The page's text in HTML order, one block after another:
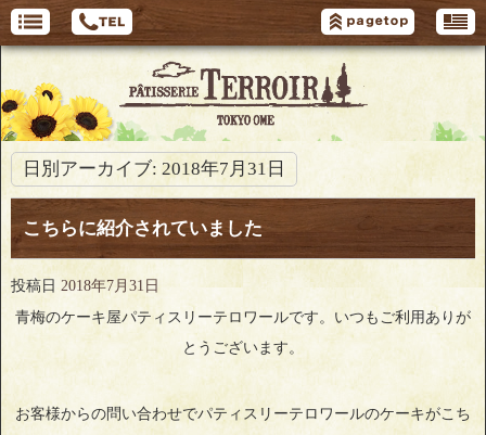
日別アーカイブ: 2018年7月31日
こちらに紹介されていました
投稿日 2018年7月31日
青梅のケーキ屋パティスリーテロワールです。いつもご利用ありが
とうございます。
お客様からの問い合わせでパティスリーテロワールのケーキがこち